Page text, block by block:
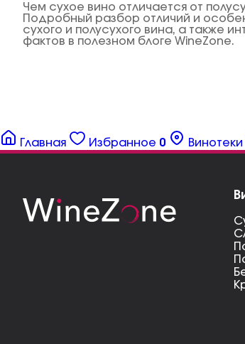
Чем сухое вино отличается от
Подробный разбор отличий и
сухого и полусухого вина, а также
фактов в полезном блоге WineZone.
Главная Избранное 0 Винотеки